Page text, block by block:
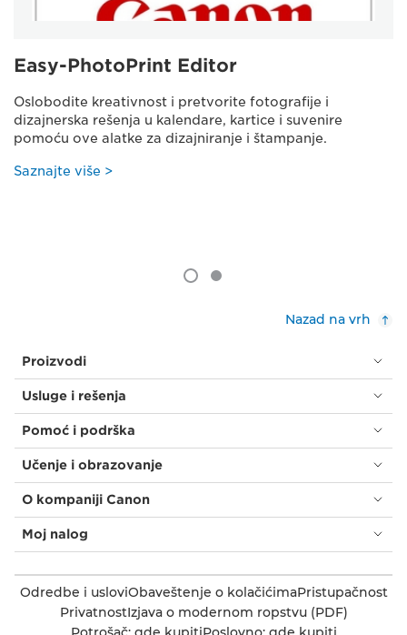
Easy-PhotoPrint Editor
Oslobodite kreativnost i pretvorite fotografije i
dizajnerska rešenja u kalendare, kartice i suvenire
pomoću ove alatke za dizajniranje i štampanje.
Saznajte više >
Nazad na vrh
Proizvodi
Usluge i rešenja
Pomoć i podrška
Učenje i obrazovanje
O kompaniji Canon
Moj nalog
Odredbe i usloviObaveštenje o kolačićimaPristupačnost
PrivatnostIzjava o modernom ropstvu (PDF)